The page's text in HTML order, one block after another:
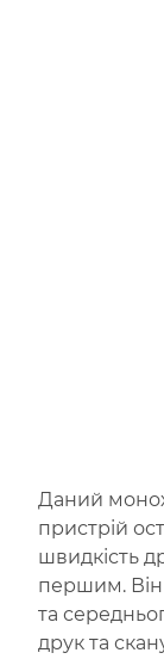
Даний
пристрій
швидкість
першим. Він
та
друк та